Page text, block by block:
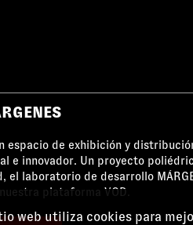
espacio de exhibición y
e innovador. Un proyecto
el laboratorio de desarrollo
plataforma VOD.
web utiliza cookies para